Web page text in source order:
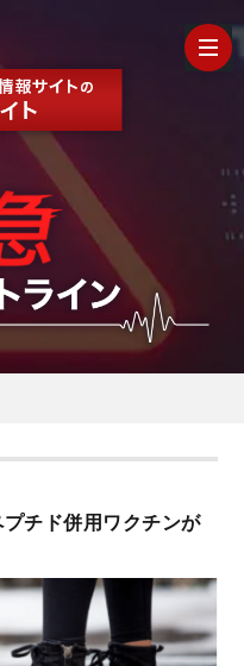
【
げる
み
語
チド併用ワクチンが